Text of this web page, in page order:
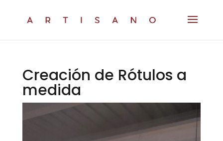
Creación de Rótulos a
medida